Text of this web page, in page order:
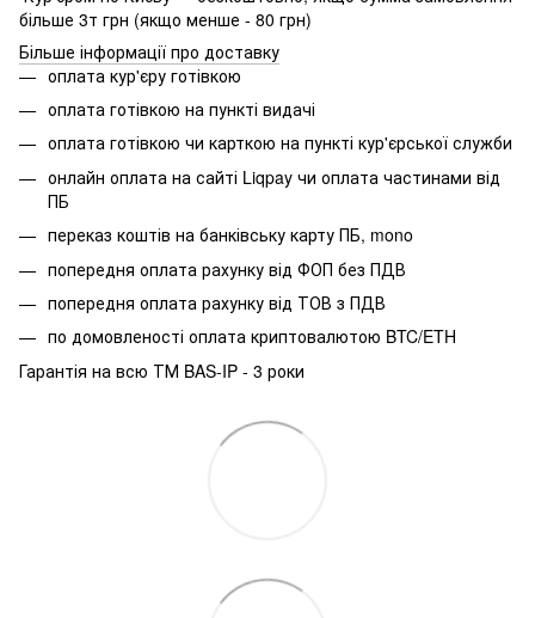
більше 3т грн (якщо менше - 80 грн)
Більше інформації про доставку
оплата кур'єру готівкою
оплата готівкою на пункті видачі
оплата готівкою чи карткою на пункті кур'єрської служби
онлайн оплата на сайті Liqpay чи оплата частинами від
ПБ
переказ коштів на банківську карту ПБ, mono
попередня оплата рахунку від ФОП без ПДВ
попередня оплата рахунку від ТОВ з ПДВ
по домовленості оплата криптовалютою BTC/ETH
Гарантія на всю ТМ BAS-IP - 3 роки